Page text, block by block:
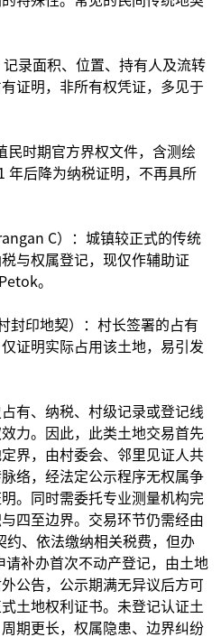
录面积、位置、持有人及流转
证明，非所有权凭证，多见于
民时期官方界权文件，含测绘
年后降为纳税证明，不再具所
C）：城镇较正式的传统
与权属登记，现仅作辅助证
。
封印地契）：村长签署的占有
证明实际占用该土地，易引发
有、纳税、村级记录或登记线
力。因此，此类土地交易首先
界，由村委会、邻里见证人共
络，经法定公示程序无权属争
。同时需委托专业测量机构完
四至边界。交易环节仍需经由
约、依法缴纳相关税费，但办
请补办首次不动产登记，由土地
公告，公示期满无异议后方可
土地权利证书。未登记认证土
期更长，权属隐患、边界纠纷